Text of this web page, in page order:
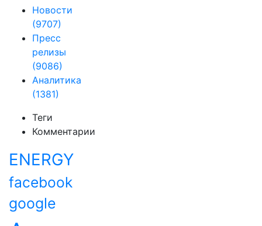
Новости
(9707)
Пресс
релизы
(9086)
Аналитика
(1381)
Теги
Комментарии
ENERGY
facebook
google